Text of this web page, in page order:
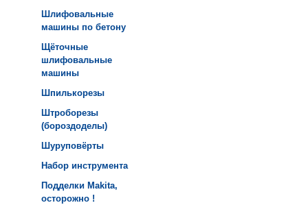
Шлифовальные
машины по бетону
Щёточные
шлифовальные
машины
Шпилькорезы
Штроборезы
(бороздоделы)
Шуруповёрты
Набор инструмента
Подделки Makita,
осторожно !